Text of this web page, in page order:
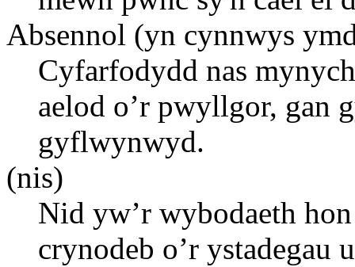
Absennol (yn cynnwys
Cyfarfodydd nas
aelod o’r pwyllgor, gan
gyflwynwyd.
(nis)
Nid yw’r wybodaeth
crynodeb o’r ystadegau